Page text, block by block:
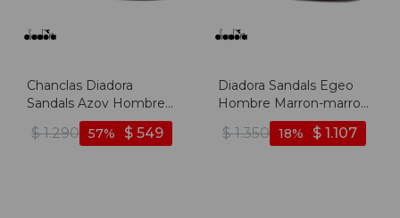
Chanclas Diadora
Sandals Azov Hombre
Oliva-oliva - Oliva-oliva
$ 1.290 $ 549
57
Diadora Sandals Egeo
Hombre Marron-marron
- Marron-marron
$ 1.350 $ 1.107
18